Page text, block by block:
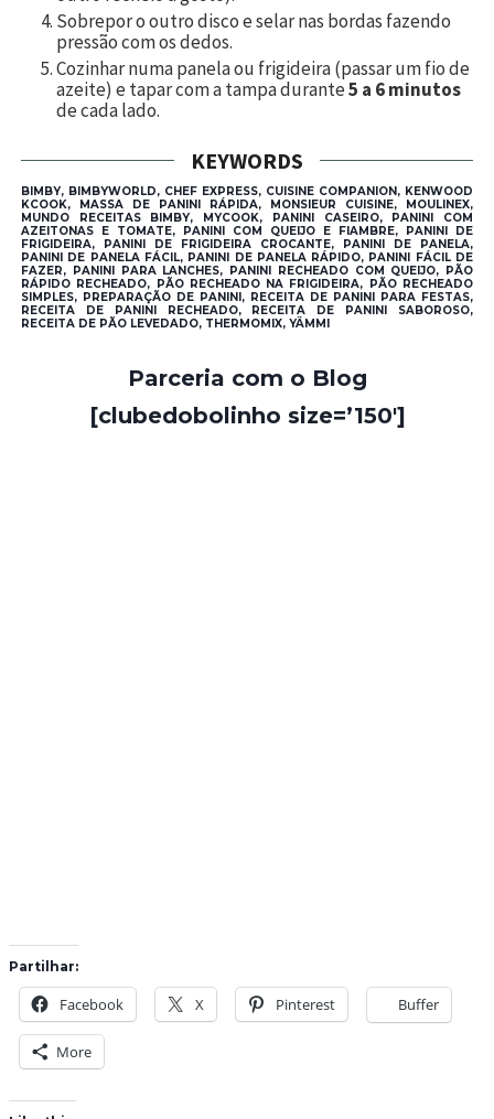
Sobrepor o outro disco e selar nas bordas fazendo
pressão com os dedos.
Cozinhar numa panela ou frigideira (passar um fio de
azeite) e tapar com a tampa durante5 a 6 minutos
de cada lado.
KEYWORDS
BIMBY, BIMBYWORLD, CHEF EXPRESS, CUISINE COMPANION, KENWOOD
KCOOK, MASSA DE PANINI RÁPIDA, MONSIEUR CUISINE, MOULINEX,
MUNDO RECEITAS BIMBY, MYCOOK, PANINI CASEIRO, PANINI COM
AZEITONAS E TOMATE, PANINI COM QUEIJO E FIAMBRE, PANINI DE
FRIGIDEIRA, PANINI DE FRIGIDEIRA CROCANTE, PANINI DE PANELA,
PANINI DE PANELA FÁCIL, PANINI DE PANELA RÁPIDO, PANINI FÁCIL DE
FAZER, PANINI PARA LANCHES, PANINI RECHEADO COM QUEIJO, PÃO
RÁPIDO RECHEADO, PÃO RECHEADO NA FRIGIDEIRA, PÃO RECHEADO
SIMPLES, PREPARAÇÃO DE PANINI, RECEITA DE PANINI PARA FESTAS,
RECEITA DE PANINI RECHEADO, RECEITA DE PANINI SABOROSO,
RECEITA DE PÃO LEVEDADO, THERMOMIX, YÄMMI
Parceria com o Blog
[clubedobolinho size=’150′]
Partilhar:
Facebook X Pinterest Buffer
More